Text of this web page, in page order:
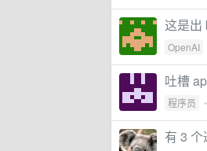
这是出
OpenAI
吐槽
程序员 •
有 3 个